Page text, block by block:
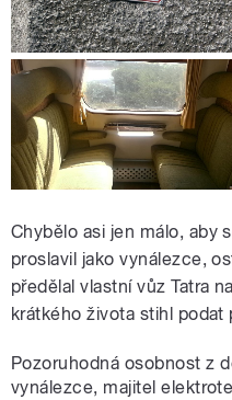
Chybělo asi jen málo, aby
proslavil jako vynálezce,
předělal vlastní vůz Tatra
krátkého života stihl podat
Pozoruhodná osobnost z
vynálezce, majitel